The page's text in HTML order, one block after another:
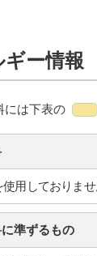
ー情報
には下表の
用しておりま
準ずるもの